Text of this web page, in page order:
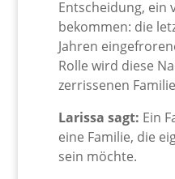
Entscheidung, ein
bekommen: die
Jahren
Rolle wird diese
zerrissenen
Larissa sagt: Ein
eine Familie, die
sein möchte.